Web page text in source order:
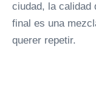
ciudad, la calidad
final es una
querer repetir.